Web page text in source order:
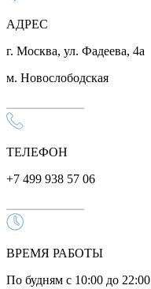
АДРЕС
г. Москва, ул. Фадеева, 4а
м. Новослободская
ТЕЛЕФОН
+7 499 938 57 06
ВРЕМЯ РАБОТЫ
По будням с 10:00 до 22:00